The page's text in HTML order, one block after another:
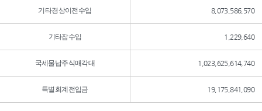
기타경상이전수입 8,073,586,570
기타잡수입 1,229,640
국세물납주식매각대 1,023,625,614,740
특별회계전입금 19,175,841,090